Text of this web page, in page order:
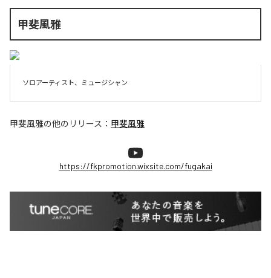
甲斐風雅
ソロアーティスト、ミュージシャン
甲斐風雅の他のリリース： 甲斐風雅
https://fkpromotion.wixsite.com/fugakai